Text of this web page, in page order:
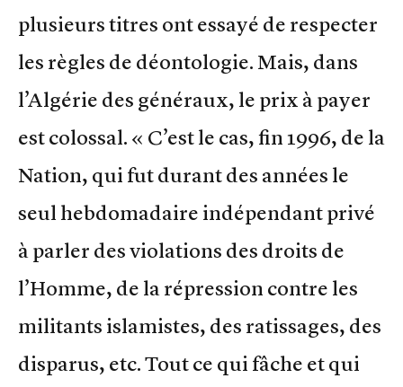
plusieurs titres ont essayé de respecter
les règles de déontologie. Mais, dans
l’Algérie des généraux, le prix à payer
est colossal. « C’est le cas, fin 1996, de la
Nation, qui fut durant des années le
seul hebdomadaire indépendant privé
à parler des violations des droits de
l’Homme, de la répression contre les
militants islamistes, des ratissages, des
disparus, etc. Tout ce qui fâche et qui